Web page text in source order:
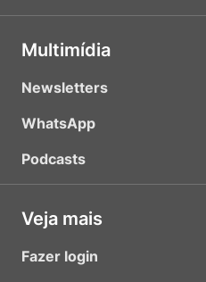
Multimídia
Newsletters
WhatsApp
Podcasts
Veja mais
Fazer login